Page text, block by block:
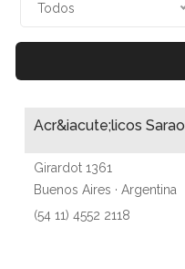
Todos
Acr&iacute;licos Sarao
Girardot 1361
Buenos Aires · Argentina
(54 11) 4552 2118